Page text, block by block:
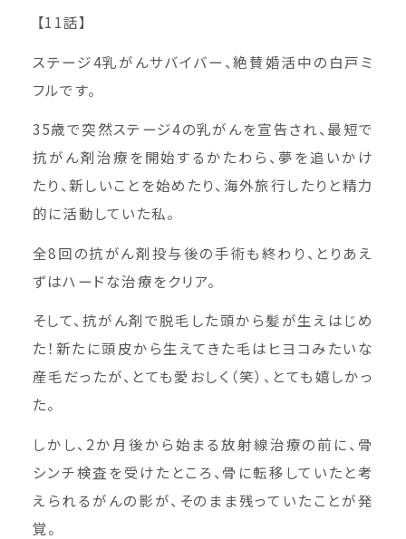
【11話】
ステージ4乳がんサバイバー、絶賛婚活中の白戸ミ
フルです。
35歳で突然ステージ4の乳がんを宣告され、最短で
抗がん剤治療を開始するかたわら、夢を追いかけ
たり、新しいことを始めたり、海外旅行したりと精力
的に活動していた私。
全8回の抗がん剤投与後の手術も終わり、とりあえ
ずはハードな治療をクリア。
そして、抗がん剤で脱毛した頭から髪が生えはじめ
た！新たに頭皮から生えてきた毛はヒヨコみたいな
産毛だったが、とても愛おしく（笑）、とても嬉しかっ
た。
しかし、2か月後から始まる放射線治療の前に、骨
シンチ検査を受けたところ、骨に転移していたと考
えられるがんの影が、そのまま残っていたことが発
覚。